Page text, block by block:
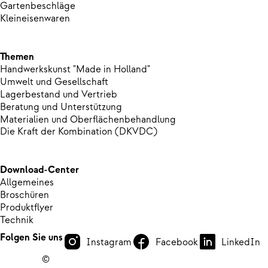
Gartenbeschläge
Kleineisenwaren
Themen
Handwerkskunst "Made in Holland"
Umwelt und Gesellschaft
Lagerbestand und Vertrieb
Beratung und Unterstützung
Materialien und Oberflächenbehandlung
Die Kraft der Kombination (DKVDC)
Download-Center
Allgemeines
Broschüren
Produktflyer
Technik
Folgen Sie uns
Instagram Facebook
LinkedIn
©